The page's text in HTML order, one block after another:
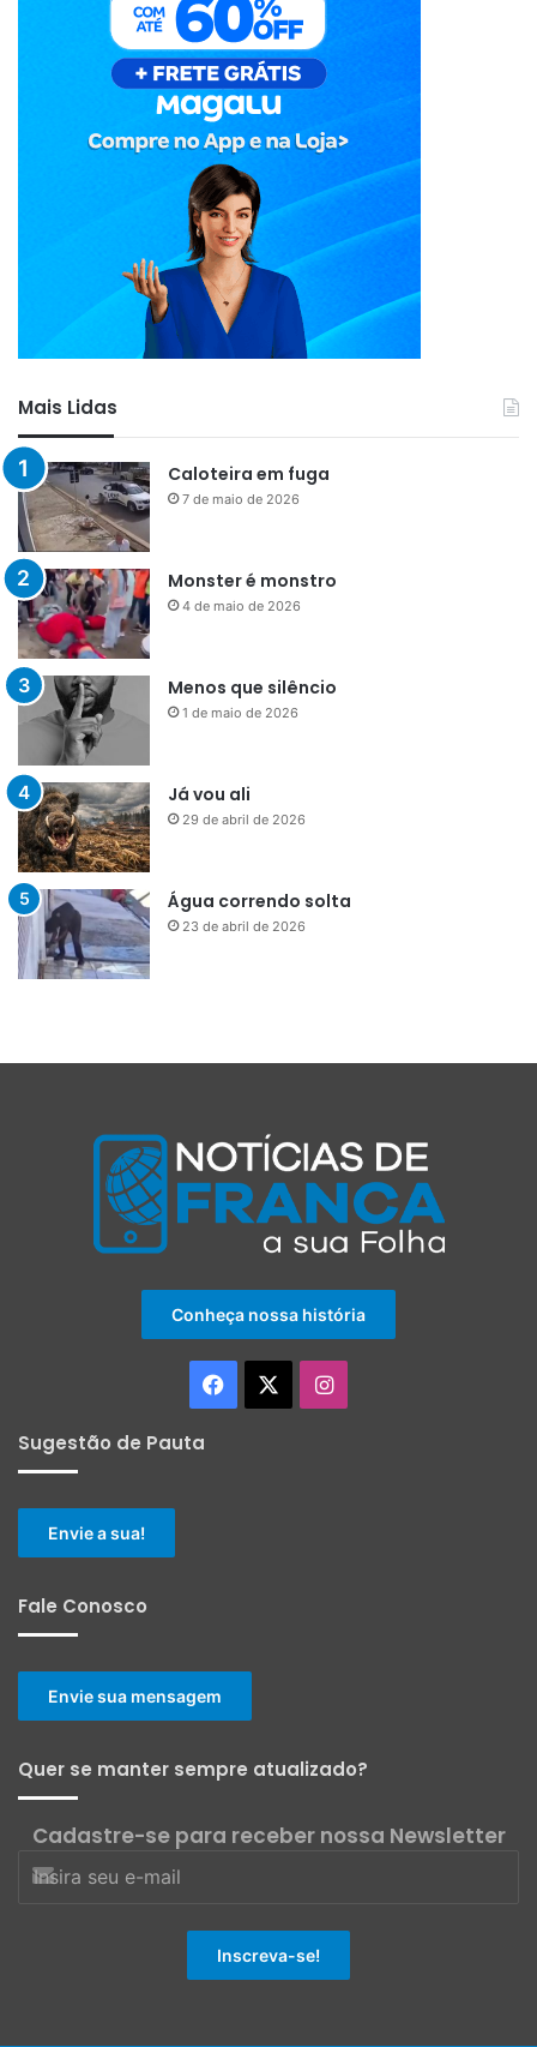
Mais Lidas
Caloteira em fuga
7 de maio de 2026
Monster é monstro
4 de maio de 2026
Menos que silêncio
1 de maio de 2026
Já vou ali
29 de abril de 2026
Água correndo solta
23 de abril de 2026
Conheça nossa história
Facebook Instagram
Sugestão de Pauta
Envie a sua!
Fale Conosco
Envie sua mensagem
Quer se manter sempre atualizado?
Cadastre-se para receber nossa Newsletter